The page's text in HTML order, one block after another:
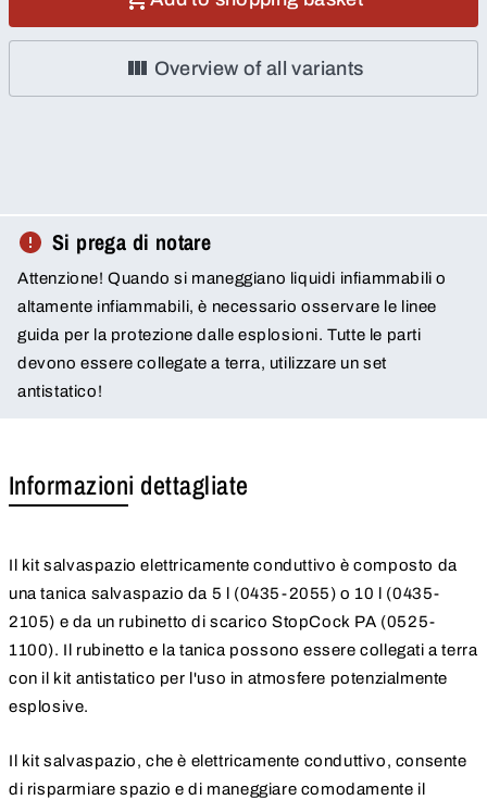
Overview of all variants
Si prega di notare
Attenzione! Quando si maneggiano liquidi infiammabili o
altamente infiammabili, è necessario osservare le linee
guida per la protezione dalle esplosioni. Tutte le parti
devono essere collegate a terra, utilizzare un set
antistatico!
Informazioni dettagliate
Il kit salvaspazio elettricamente conduttivo è composto da
una tanica salvaspazio da 5 l (0435-2055) o 10 l (0435-
2105) e da un rubinetto di scarico StopCock PA (0525-
1100). Il rubinetto e la tanica possono essere collegati a terra
con il kit antistatico per l'uso in atmosfere potenzialmente
esplosive.
Il kit salvaspazio, che è elettricamente conduttivo, consente
di risparmiare spazio e di maneggiare comodamente il